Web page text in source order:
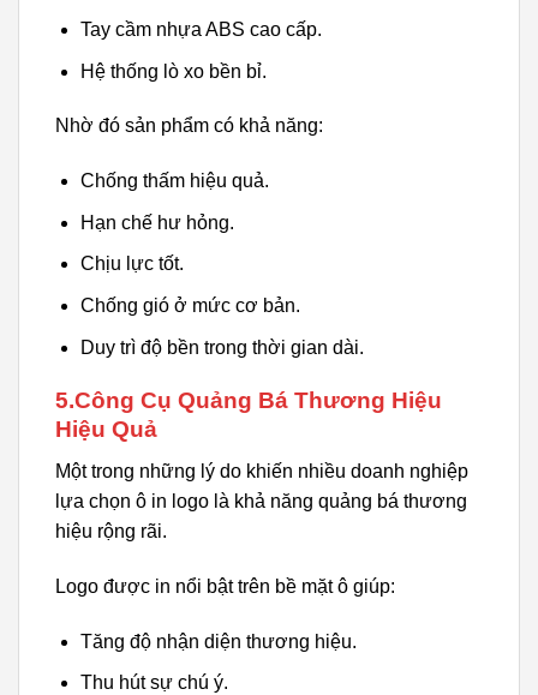
Tay cầm nhựa ABS cao cấp.
Hệ thống lò xo bền bỉ.
Nhờ đó sản phẩm có khả năng:
Chống thấm hiệu quả.
Hạn chế hư hỏng.
Chịu lực tốt.
Chống gió ở mức cơ bản.
Duy trì độ bền trong thời gian dài.
5.Công Cụ Quảng Bá Thương Hiệu
Hiệu Quả
Một trong những lý do khiến nhiều doanh nghiệp
lựa chọn ô in logo là khả năng quảng bá thương
hiệu rộng rãi.
Logo được in nổi bật trên bề mặt ô giúp:
Tăng độ nhận diện thương hiệu.
Thu hút sự chú ý.